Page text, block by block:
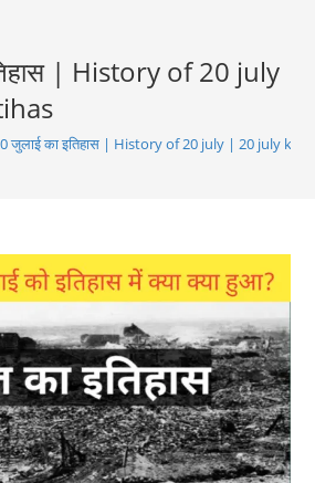
| History of 20 july
जुलाई का इतिहास | History of 20 july | 20 july ka